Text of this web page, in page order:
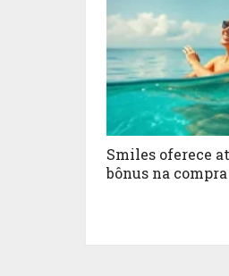
Smiles oferece
bônus na